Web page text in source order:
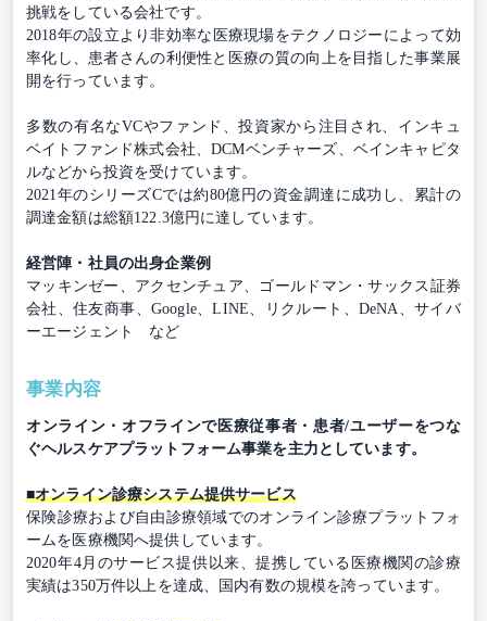
挑戦をしている会社です。
2018年の設立より非効率な医療現場をテクノロジーによって効
率化し、患者さんの利便性と医療の質の向上を目指した事業展
開を行っています。
多数の有名なVCやファンド、投資家から注目され、インキュ
ベイトファンド株式会社、DCMベンチャーズ、ベインキャピタ
ルなどから投資を受けています。
2021年のシリーズCでは約80億円の資金調達に成功し、累計の
調達金額は総額122.3億円に達しています。
経営陣・社員の出身企業例
マッキンゼー、アクセンチュア、ゴールドマン・サックス証券
会社、住友商事、Google、LINE、リクルート、DeNA、サイバ
ーエージェント など
事業内容
オンライン・オフラインで医療従事者・患者/ユーザーをつな
ぐヘルスケアプラットフォーム事業を主力としています。
■オンライン診療システム提供サービス
保険診療および自由診療領域でのオンライン診療プラットフォ
ームを医療機関へ提供しています。
2020年4月のサービス提供以来、提携している医療機関の診療
実績は350万件以上を達成、国内有数の規模を誇っています。